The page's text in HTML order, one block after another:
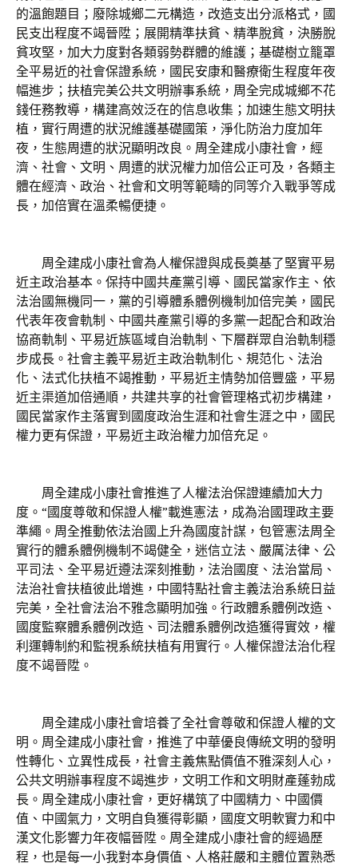
的溫飽題目；廢除城鄉二元構造，改造支出分派格式，國
民支出程度不竭晉陞；展開精準扶貧、精準脫貧，決勝脫
貧攻堅，加大力度對各類弱勢群體的維護；基礎樹立籠罩
全平易近的社會保證系統，國民安康和醫療衛生程度年夜
幅進步；扶植完美公共文明辦事系統，周全完成城鄉不花
錢任務教導，構建高效泛在的信息收集；加速生態文明扶
植，實行周遭的狀況維護基礎國策，淨化防治力度加年
夜，生態周遭的狀況顯明改良。周全建成小康社會，經
濟、社會、文明、周遭的狀況權力加倍公正可及，各類主
體在經濟、政治、社會和文明等範疇的同等介入戰爭等成
長，加倍實在溫柔暢便捷。
周全建成小康社會為人權保證與成長奠基了堅實平易
近主政治基本。保持中國共產黨引導、國民當家作主、依
法治國無機同一，黨的引導體系體例機制加倍完美，國民
代表年夜會軌制、中國共產黨引導的多黨一起配合和政治
協商軌制、平易近族區域自治軌制、下層群眾自治軌制穩
步成長。社會主義平易近主政治軌制化、規范化、法治
化、法式化扶植不竭推動，平易近主情勢加倍豐盛，平易
近主渠道加倍通順，共建共享的社會管理格式初步構建，
國民當家作主落實到國度政治生涯和社會生涯之中，國民
權力更有保證，平易近主政治權力加倍充足。
周全建成小康社會推進了人權法治保證連續加大力
度。“國度尊敬和保證人權”載進憲法，成為治國理政主要
準繩。周全推動依法治國上升為國度計謀，包管憲法周全
實行的體系體例機制不竭健全，迷信立法、嚴厲法律、公
平司法、全平易近遵法深刻推動，法治國度、法治當局、
法治社會扶植彼此增進，中國特點社會主義法治系統日益
完美，全社會法治不雅念顯明加強。行政體系體例改造、
國度監察體系體例改造、司法體系體例改造獲得實效，權
利運轉制約和監視系統扶植有用實行。人權保證法治化程
度不竭晉陞。
周全建成小康社會培養了全社會尊敬和保證人權的文
明。周全建成小康社會，推進了中華優良傳統文明的發明
性轉化、立異性成長，社會主義焦點價值不雅深刻人心，
公共文明辦事程度不竭進步，文明工作和文明財產蓬勃成
長。周全建成小康社會，更好構筑了中國精力、中國價
值、中國氣力，文明自負獲得彰顯，國度文明軟實力和中
漢文化影響力年夜幅晉陞。周全建成小康社會的經過歷
程，也是每一小我對本身價值、人格莊嚴和主體位置熟悉